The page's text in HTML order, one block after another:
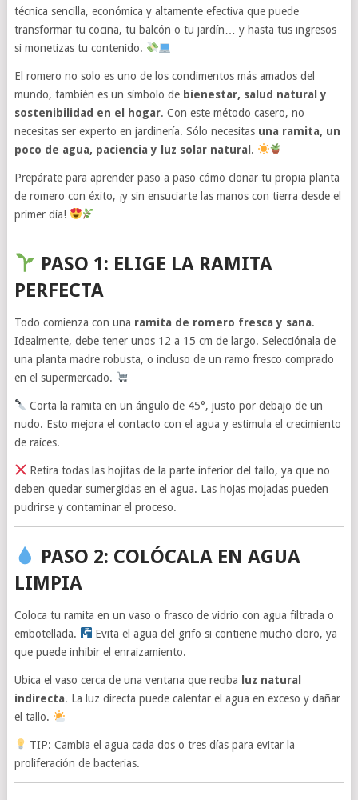
técnica sencilla, económica y altamente efectiva que puede
transformar tu cocina, tu balcón o tu jardín… y hasta tus ingresos
si monetizas tu contenido.
El romero no solo es uno de los condimentos más amados del
mundo, también es un símbolo de bienestar, salud natural y
sostenibilidad en el hogar. Con este método casero, no
necesitas ser experto en jardinería. Sólo necesitas una ramita, un
poco de agua, paciencia y luz solar natural .
Prepárate para aprender paso a paso cómo clonar tu propia planta
de romero con éxito, ¡y sin ensuciarte las manos con tierra desde el
primer día!
PASO 1: ELIGE LA RAMITA
PERFECTA
Todo comienza con una ramita de romero fresca y sana.
Idealmente, debe tener unos 12 a 15 cm de largo. Selecciónala de
una planta madre robusta, o incluso de un ramo fresco comprado
en el supermercado.
Corta la ramita en un ángulo de 45°, justo por debajo de un
nudo. Esto mejora el contacto con el agua y estimula el crecimiento
de raíces.
Retira todas las hojitas de la parte inferior del tallo, ya que no
deben quedar sumergidas en el agua. Las hojas mojadas pueden
pudrirse y contaminar el proceso.
PASO 2: COLÓCALA EN AGUA
LIMPIA
Coloca tu ramita en un vaso o frasco de vidrio con agua filtrada o
embotellada.
Evita el agua del grifo si contiene mucho cloro, ya
que puede inhibir el enraizamiento.
Ubica el vaso cerca de una ventana que reciba
luz natural
indirecta. La luz directa puede calentar el agua en exceso y dañar
el tallo.
TIP: Cambia el agua cada dos o tres días para evitar la
proliferación de bacterias.